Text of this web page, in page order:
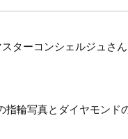
ターコンシェルジュさ
輪写真とダイヤモンド